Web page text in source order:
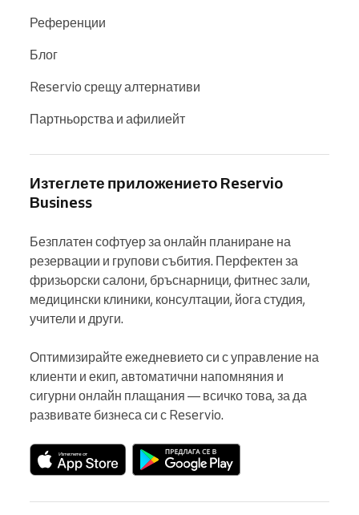
Референции
Блог
Reservio срещу алтернативи
Партньорства и афилиейт
Изтеглете приложението Reservio
Business
Безплатен софтуер за онлайн планиране на
резервации и групови събития. Перфектен за
фризьорски салони, бръснарници, фитнес зали,
медицински клиники, консултации, йога студия,
учители и други.
Оптимизирайте ежедневието си с управление на
клиенти и екип, автоматични напомняния и
сигурни онлайн плащания — всичко това, за да
развивате бизнеса си с Reservio.